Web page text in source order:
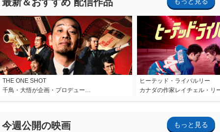
最新＆おすすめ 配信作品
THE ONE SHOT
千鳥・大悟が企画・プロデュー…
ヒーテッド・ライバルリー
カナダの作家レイチェル・リ
今週公開の映画 もっと見る